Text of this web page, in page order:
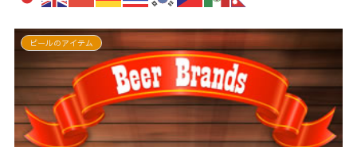
ビールのアイテム